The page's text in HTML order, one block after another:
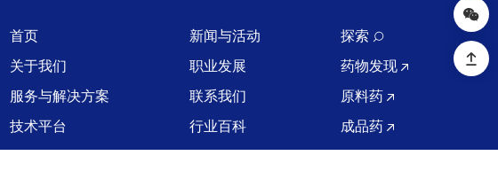
首页
关于我们
服务与解决方案
技术平台
新闻与活动
职业发展
联系我们
行业百科
探索
药物发现
原料药
成品药